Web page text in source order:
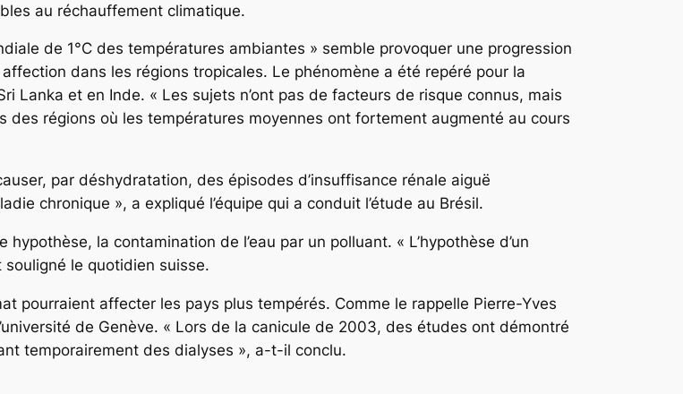
au réchauffement climatique.
de 1°C des températures ambiantes » semble provoquer une progression
dans les régions tropicales. Le phénomène a été repéré pour la
Lanka et en Inde. « Les sujets n’ont pas de facteurs de risque connus, mais
régions où les températures moyennes ont fortement augmenté au cours
par déshydratation, des épisodes d’insuffisance rénale aiguë
chronique », a expliqué l’équipe qui a conduit l’étude au Brésil.
la contamination de l’eau par un polluant. « L’hypothèse d’un
le quotidien suisse.
pourraient affecter les pays plus tempérés. Comme le rappelle Pierre-Yves
de Genève. « Lors de la canicule de 2003, des études ont démontré
temporairement des dialyses », a-t-il conclu.